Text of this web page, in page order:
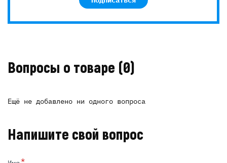
Вопросы о товаре (0)
Ещё не добавлено ни одного вопроса
Напишите свой вопрос
*